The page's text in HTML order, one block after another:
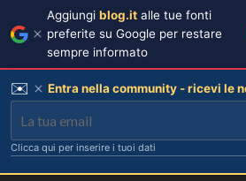
Aggiungi blog.it alle tue fonti
preferite su Google per restare
sempre informato
✉️ Entra nella community - ricevi le
Clicca qui per inserire i tuoi dati